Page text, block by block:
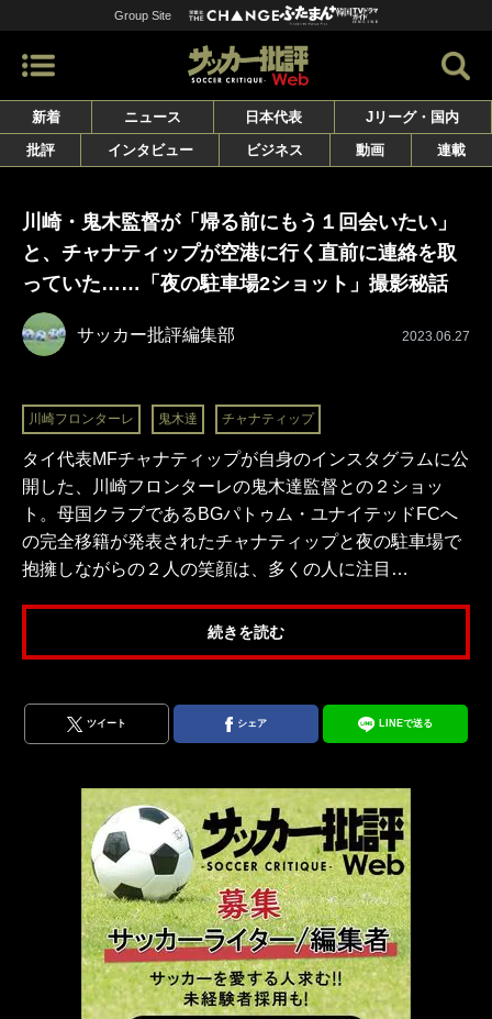
Group Site
新着 ニュース 日本代表
Jリーグ・国内
批評
インタビュー ビジネス 動画 連載
川崎・鬼木監督が「帰る前にもう１回会いたい」
と、チャナティップが空港に行く直前に連絡を取
っていた……「夜の駐車場2ショット」撮影秘話
サッカー批評編集部 2023.06.27
川崎フロンターレ 鬼木達 チャナティップ
タイ代表MFチャナティップが自身のインスタグラムに公
開した、川崎フロンターレの鬼木達監督との２ショッ
ト。母国クラブであるBGパトゥム・ユナイテッドFCへ
の完全移籍が発表されたチャナティップと夜の駐車場で
抱擁しながらの２人の笑顔は、多くの人に注目…
続きを読む
ツイート シェア LINEで送る